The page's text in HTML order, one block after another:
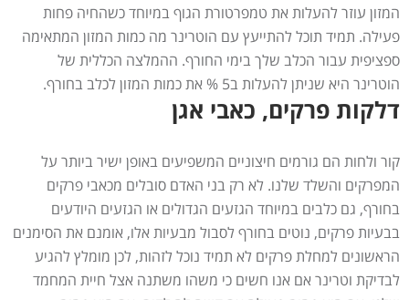
המזון עוזר להעלות את טמפרטורת הגוף במיוחד כשהחיה פחות
פעילה. תמיד תוכל להתייעץ עם הוטרינר מה כמות המזון המתאימה
ספציפית עבור הכלב שלך בימי החורף. ההמלצה הכללית של
הוטרינר היא שניתן להעלות ב5 % את כמות המזון לכלב בחורף.
דלקות פרקים, כאבי אגן
קור ולחות הם גורמים חיצוניים המשפיעים באופן ישיר ביותר על
המפרקים והשלד שלנו. לא רק בני האדם סובלים מכאבי פרקים
בחורף, גם כלבים במיוחד הגזעים הגדולים או הגזעים היודעים
בבעיות פרקים, נוטים בחורף לסבול מבעיות אלו, אומנם את הסימנים
הראשונים למחלת פרקים לא תמיד נוכל לזהות, לכן מומלץ להגיע
לבדיקת וטרינר אם אנו חשים כי משהו משתנה אצל חיית המחמד